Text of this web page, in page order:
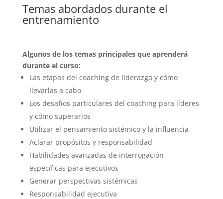
Temas abordados durante el
entrenamiento
Algunos de los temas principales que aprenderá
durante el curso:
Las etapas del coaching de liderazgo y cómo
llevarlas a cabo
Los desafíos particulares del coaching para líderes
y cómo superarlos
Utilizar el pensamiento sistémico y la influencia
Aclarar propósitos y responsabilidad
Habilidades avanzadas de interrogación
específicas para ejecutivos
Generar perspectivas sistémicas
Responsabilidad ejecutiva